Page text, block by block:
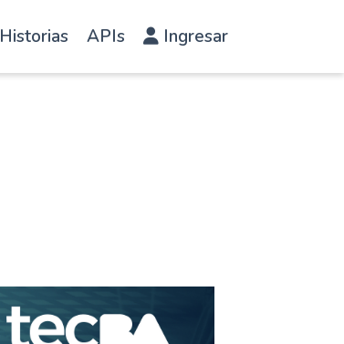
Historias APIs Ingresar